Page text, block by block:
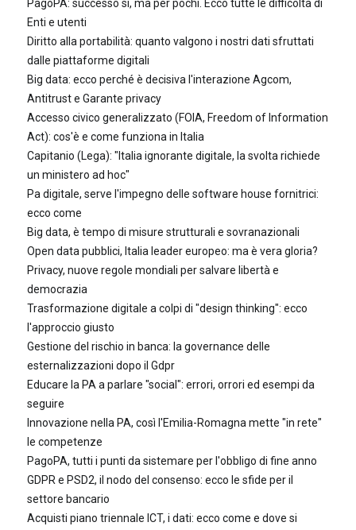
PagoPA: successo sì, ma per pochi. Ecco tutte le difficoltà di
Enti e utenti
Diritto alla portabilità: quanto valgono i nostri dati sfruttati
dalle piattaforme digitali
Big data: ecco perché è decisiva l'interazione Agcom,
Antitrust e Garante privacy
Accesso civico generalizzato (FOIA, Freedom of Information
Act): cos'è e come funziona in Italia
Capitanio (Lega): "Italia ignorante digitale, la svolta richiede
un ministero ad hoc"
Pa digitale, serve l'impegno delle software house fornitrici:
ecco come
Big data, è tempo di misure strutturali e sovranazionali
Open data pubblici, Italia leader europeo: ma è vera gloria?
Privacy, nuove regole mondiali per salvare libertà e
democrazia
Trasformazione digitale a colpi di "design thinking": ecco
l'approccio giusto
Gestione del rischio in banca: la governance delle
esternalizzazioni dopo il Gdpr
Educare la PA a parlare "social": errori, orrori ed esempi da
seguire
Innovazione nella PA, così l'Emilia-Romagna mette "in rete"
le competenze
PagoPA, tutti i punti da sistemare per l'obbligo di fine anno
GDPR e PSD2, il nodo del consenso: ecco le sfide per il
settore bancario
Acquisti piano triennale ICT, i dati: ecco come e dove si